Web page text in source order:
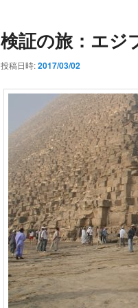
検証の旅：エジ
投稿日時:2017/03/02